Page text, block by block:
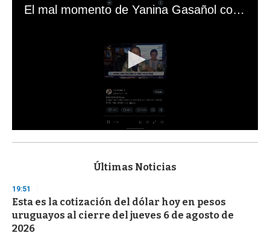
El mal momento de Yanina Gasañol con un hincha argentino en "Subrayado"
s
d
s
o
f
3
Últimas Noticias
19:51
Esta es la cotización del dólar hoy en pesos
uruguayos al cierre del jueves 6 de agosto de
2026